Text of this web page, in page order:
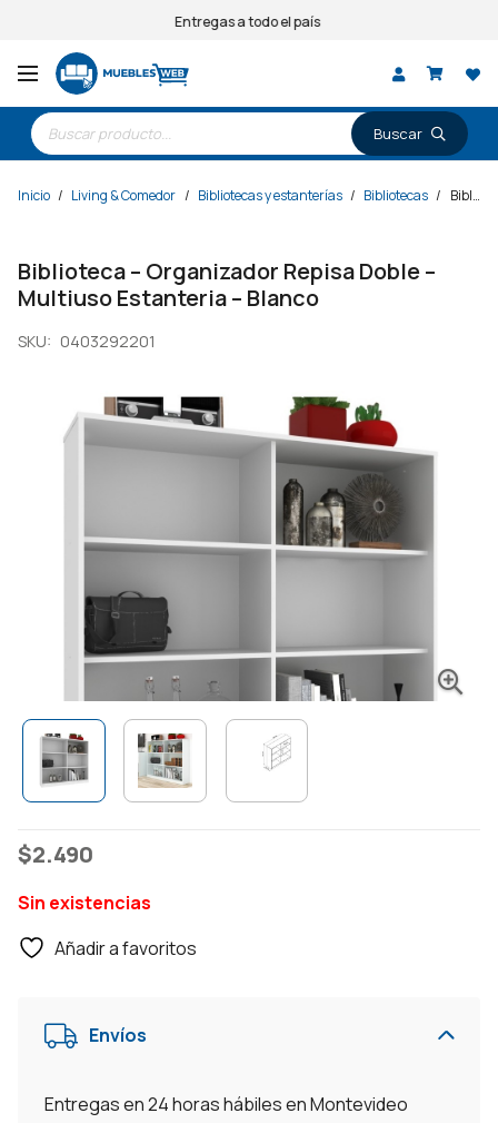
Entregas a todo el país
Búsqueda
de
productos
Inicio / Living & Comedor / Bibliotecas y estanterías / Bibliotecas / Biblioteca – Organizador Repisa Doble – Multiuso Estanteria – Blanco
Biblioteca – Organizador Repisa Doble –
Multiuso Estanteria – Blanco
SKU: 0403292201
$2.490
Sin existencias
Añadir a favoritos
Envíos
Entregas en 24 horas hábiles en Montevideo